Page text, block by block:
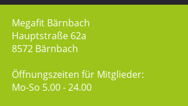
Megafit Bärnbach
Hauptstraße 62a
8572 Bärnbach
Öffnungszeiten für Mitglieder:
Mo-So 5.00 - 24.00